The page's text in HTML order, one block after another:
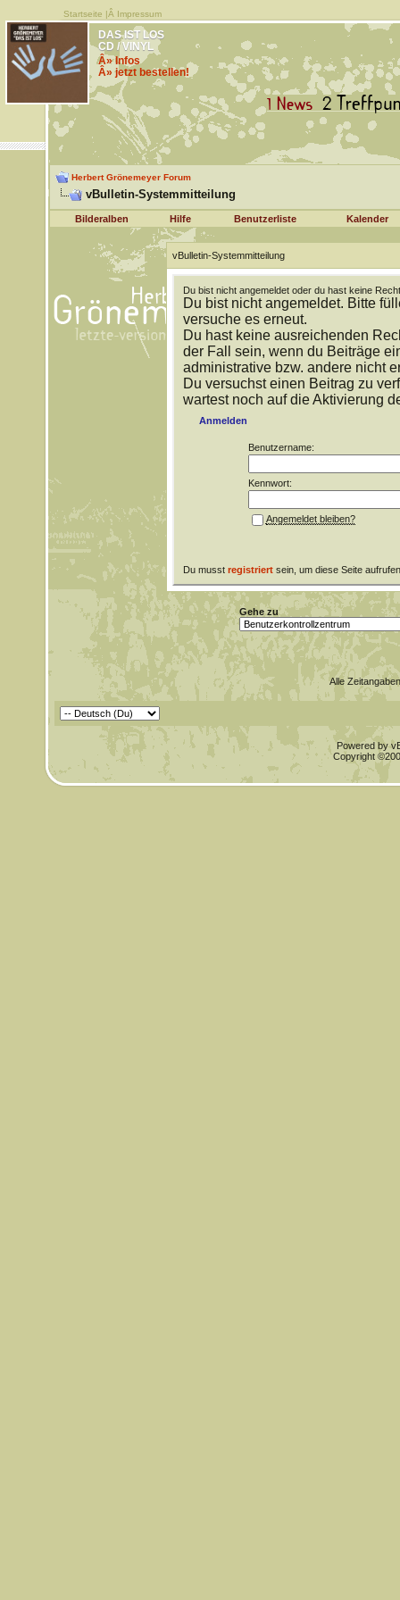
Startseite |Â Impressum
DAS IST LOS
CD / VINYL
Â» Infos
Â» jetzt bestellen!
Herbert Grönemeyer Forum
vBulletin-Systemmitteilung
Bilderalben Hilfe Benutzerliste Kalender
vBulletin-Systemmitteilung
Du bist nicht angemeldet oder du hast keine
Du bist nicht angemeldet. Bitte
versuche es erneut.
Du hast keine ausreichenden
der Fall sein, wenn du Beiträge
administrative bzw. andere nicht
Du versuchst einen Beitrag zu
wartest noch auf die Aktivierung
Anmelden
Benutzername:
Kennwort:
Angemeldet bleiben?
Du musst registriertsein, um diese Seite
Gehe zu
Alle
Powered by
Copyright